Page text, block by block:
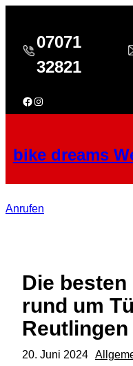
springen07071
32821
Facebook Instagram
bike dreams
Anrufen
Die
rund um
Reutlingen
20. Juni 2024